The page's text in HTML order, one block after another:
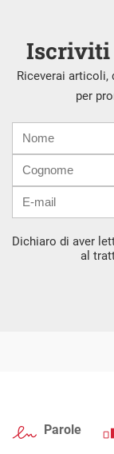
Iscriviti
Riceverai articoli,
per
mail
Dichiaro di aver
al
Parole